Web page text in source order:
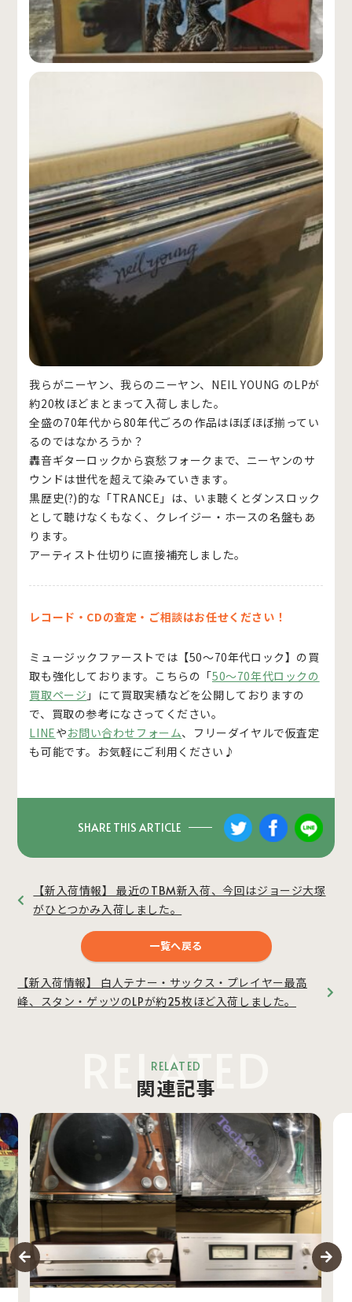
我らがニーヤン、我らのニーヤン、NEIL YOUNG のLPが
約20枚ほどまとまって入荷しました。
全盛の70年代から80年代ごろの作品はほぼほぼ揃ってい
るのではなかろうか？
轟音ギターロックから哀愁フォークまで、ニーヤンのサ
ウンドは世代を超えて染みていきます。
黒歴史(?)的な「TRANCE」は、いま聴くとダンスロック
として聴けなくもなく、クレイジー・ホースの名盤もあ
ります。
アーティスト仕切りに直接補充しました。
レコード・CDの査定・ご相談はお任せください！
ミュージックファーストでは【50～70年代ロック】の買
取も強化しております。こちらの「50～70年代ロックの
買取ページ 」にて買取実績などを公開しておりますの
で、買取の参考になさってください。
LINEやお問い合わせフォーム、フリーダイヤルで仮査定
も可能です。お気軽にご利用ください♪
SHARE THIS ARTICLE
【新入荷情報】 最近のTBM新入荷、今回はジョージ大塚
がひとつかみ入荷しました。
一覧へ戻る
【新入荷情報】 白人テナー・サックス・プレイヤー最高
峰、スタン・ゲッツのLPが約25枚ほど入荷しました。
RELATED
RELATED
関連記事